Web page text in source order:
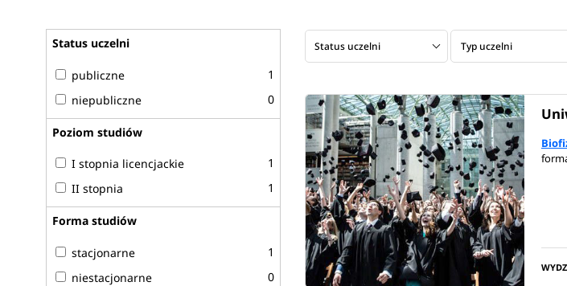
Status uczelni Typ uczelni
Status uczelni
publiczne
1
niepubliczne
0
Poziom studiów
I stopnia licencjackie
1
II stopnia
1
Forma studiów
stacjonarne
1
niestacjonarne
0